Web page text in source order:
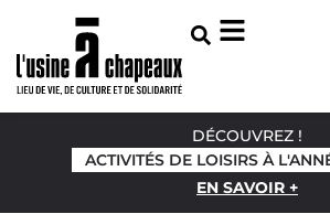
DÉCOUVREZ !
ACTIVITÉS DE LOISIRS À
EN SAVOIR +